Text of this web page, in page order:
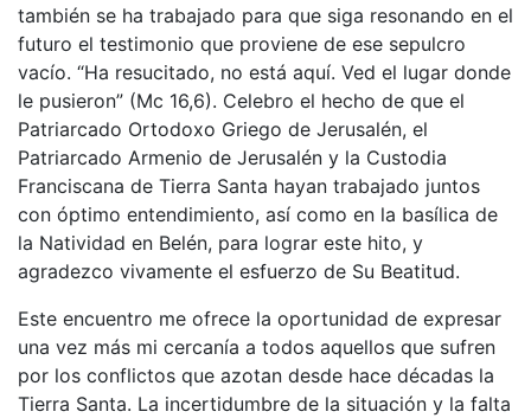
también se ha trabajado para que siga resonando en el
futuro el testimonio que proviene de ese sepulcro
vacío. “Ha resucitado, no está aquí. Ved el lugar donde
le pusieron” (Mc 16,6). Celebro el hecho de que el
Patriarcado Ortodoxo Griego de Jerusalén, el
Patriarcado Armenio de Jerusalén y la Custodia
Franciscana de Tierra Santa hayan trabajado juntos
con óptimo entendimiento, así como en la basílica de
la Natividad en Belén, para lograr este hito, y
agradezco vivamente el esfuerzo de Su Beatitud.
Este encuentro me ofrece la oportunidad de expresar
una vez más mi cercanía a todos aquellos que sufren
por los conflictos que azotan desde hace décadas la
Tierra Santa. La incertidumbre de la situación y la falta